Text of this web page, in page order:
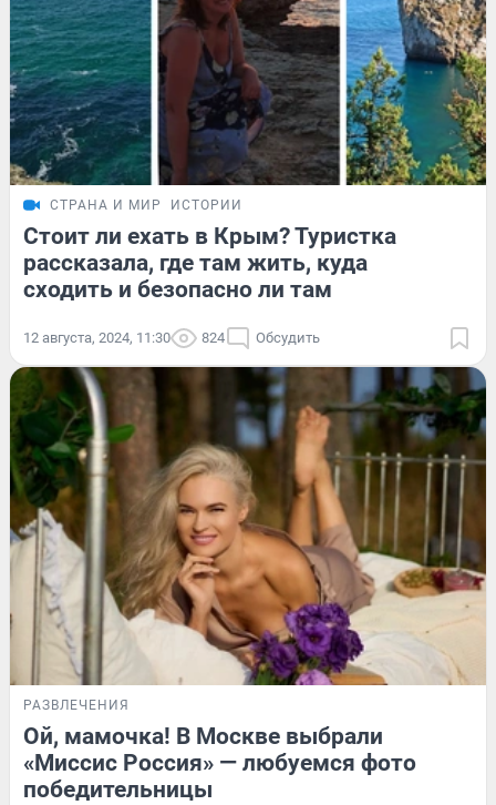
СТРАНА И МИР ИСТОРИИ
Стоит ли ехать в Крым? Туристка
рассказала, где там жить, куда
сходить и безопасно ли там
12 августа, 2024, 11:30 824 Обсудить
РАЗВЛЕЧЕНИЯ
Ой, мамочка! В Москве выбрали
«Миссис Россия» — любуемся фото
победительницы